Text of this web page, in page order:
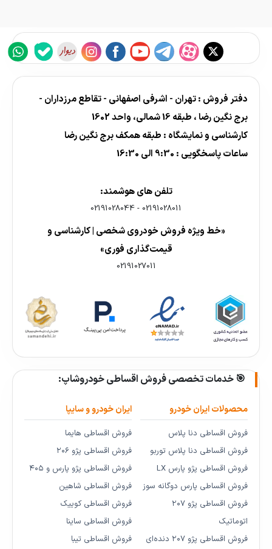
دفتر فروش : تهران - اشرفی اصفهانی - تقاطع مرزداران -
برج نگین رضا ، طبقه 16 شمالی، واحد 1602
کارشناسی و نمایشگاه : طبقه همکف برج نگین رضا
ساعات پاسخگویی : 9:30 الی 16:30
تلفن های هوشمند:
02191028011
-
02191028044
«خط ویژه فروش خودروی شخصی | کارشناسی و
قیمت‌گذاری فوری»
02191027011
🎯 خدمات تخصصی فروش اقساطی خودروشاپ:
محصولات ایران خودرو
فروش اقساطی دنا پلاس
فروش اقساطی دنا پلاس توربو
فروش اقساطی پژو پارس LX
فروش اقساطی پارس دوگانه سوز
فروش اقساطی پژو ۲۰۷
اتوماتیک
فروش اقساطی پژو ۲۰۷ دنده‌ای
ایران خودرو و سایپا
فروش اقساطی هایما
فروش اقساطی پژو ۲۰۶
فروش اقساطی پژو پارس و ۴۰۵
فروش اقساطی شاهین
فروش اقساطی کوییک
فروش اقساطی ساینا
فروش اقساطی تیبا